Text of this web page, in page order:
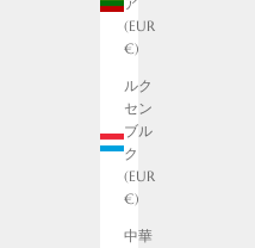
(EUR
€)
ルク
セン
ブル
ク
(EUR
€)
中華